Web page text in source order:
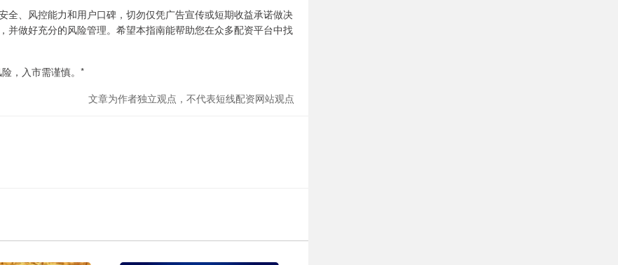
、风控能力和用户口碑，切勿仅凭广告宣传或短期收益承诺做决
做好充分的风险管理。希望本指南能帮助您在众多配资平台中找
，入市需谨慎。*
文章为作者独立观点，不代表短线配资网站观点